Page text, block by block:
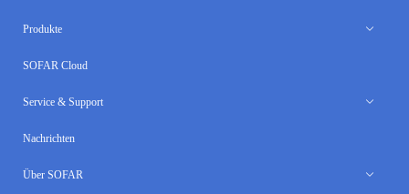
Produkte
SOFAR Cloud
Service & Support
Nachrichten
Über SOFAR